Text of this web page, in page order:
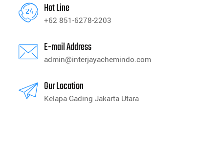
Hot Line
+62 851-6278-2203
E-mail Address
admin@interjayachemindo.com
Our Location
Kelapa Gading Jakarta Utara